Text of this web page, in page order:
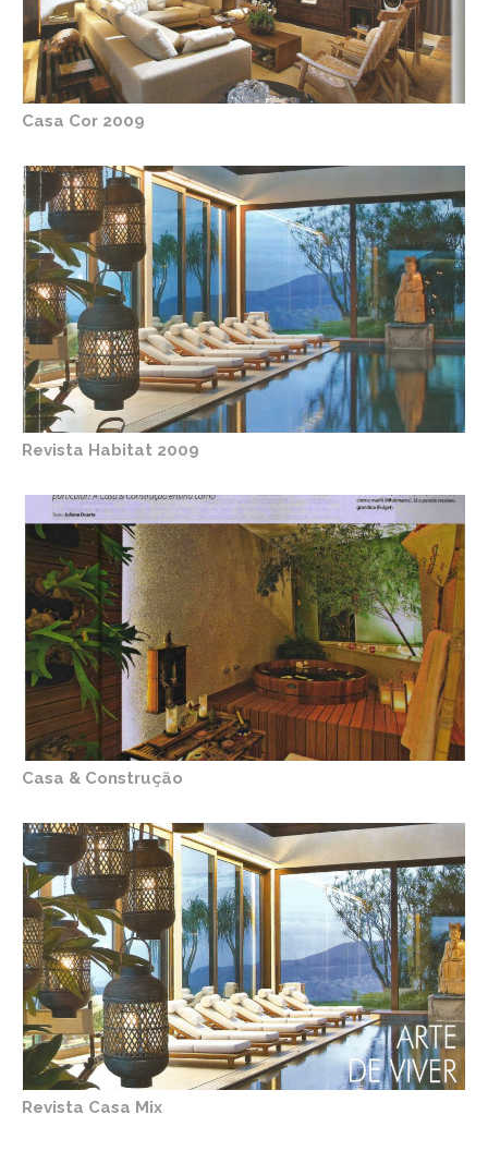
Casa Cor 2009
Revista Habitat 2009
Casa & Construção
Revista Casa Mix